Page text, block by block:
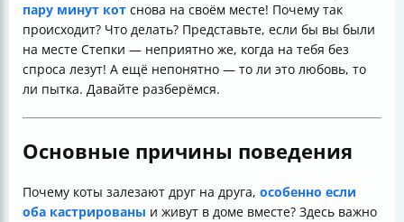
пару минут кот снова на своём месте! Почему так
происходит? Что делать? Представьте, если бы вы были
на месте Степки — неприятно же, когда на тебя без
спроса лезут! А ещё непонятно — то ли это любовь, то
ли пытка. Давайте разберёмся.
Основные причины поведения
Почему коты залезают друг на друга, особенно если
оба кастрированы и живут в доме вместе? Здесь важно